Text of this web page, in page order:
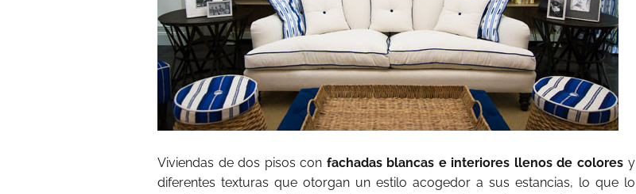
Viviendas de dos pisos con fachadas blancas e interiores llenos de colores y
diferentes texturas que otorgan un estilo acogedor a sus estancias, lo que lo